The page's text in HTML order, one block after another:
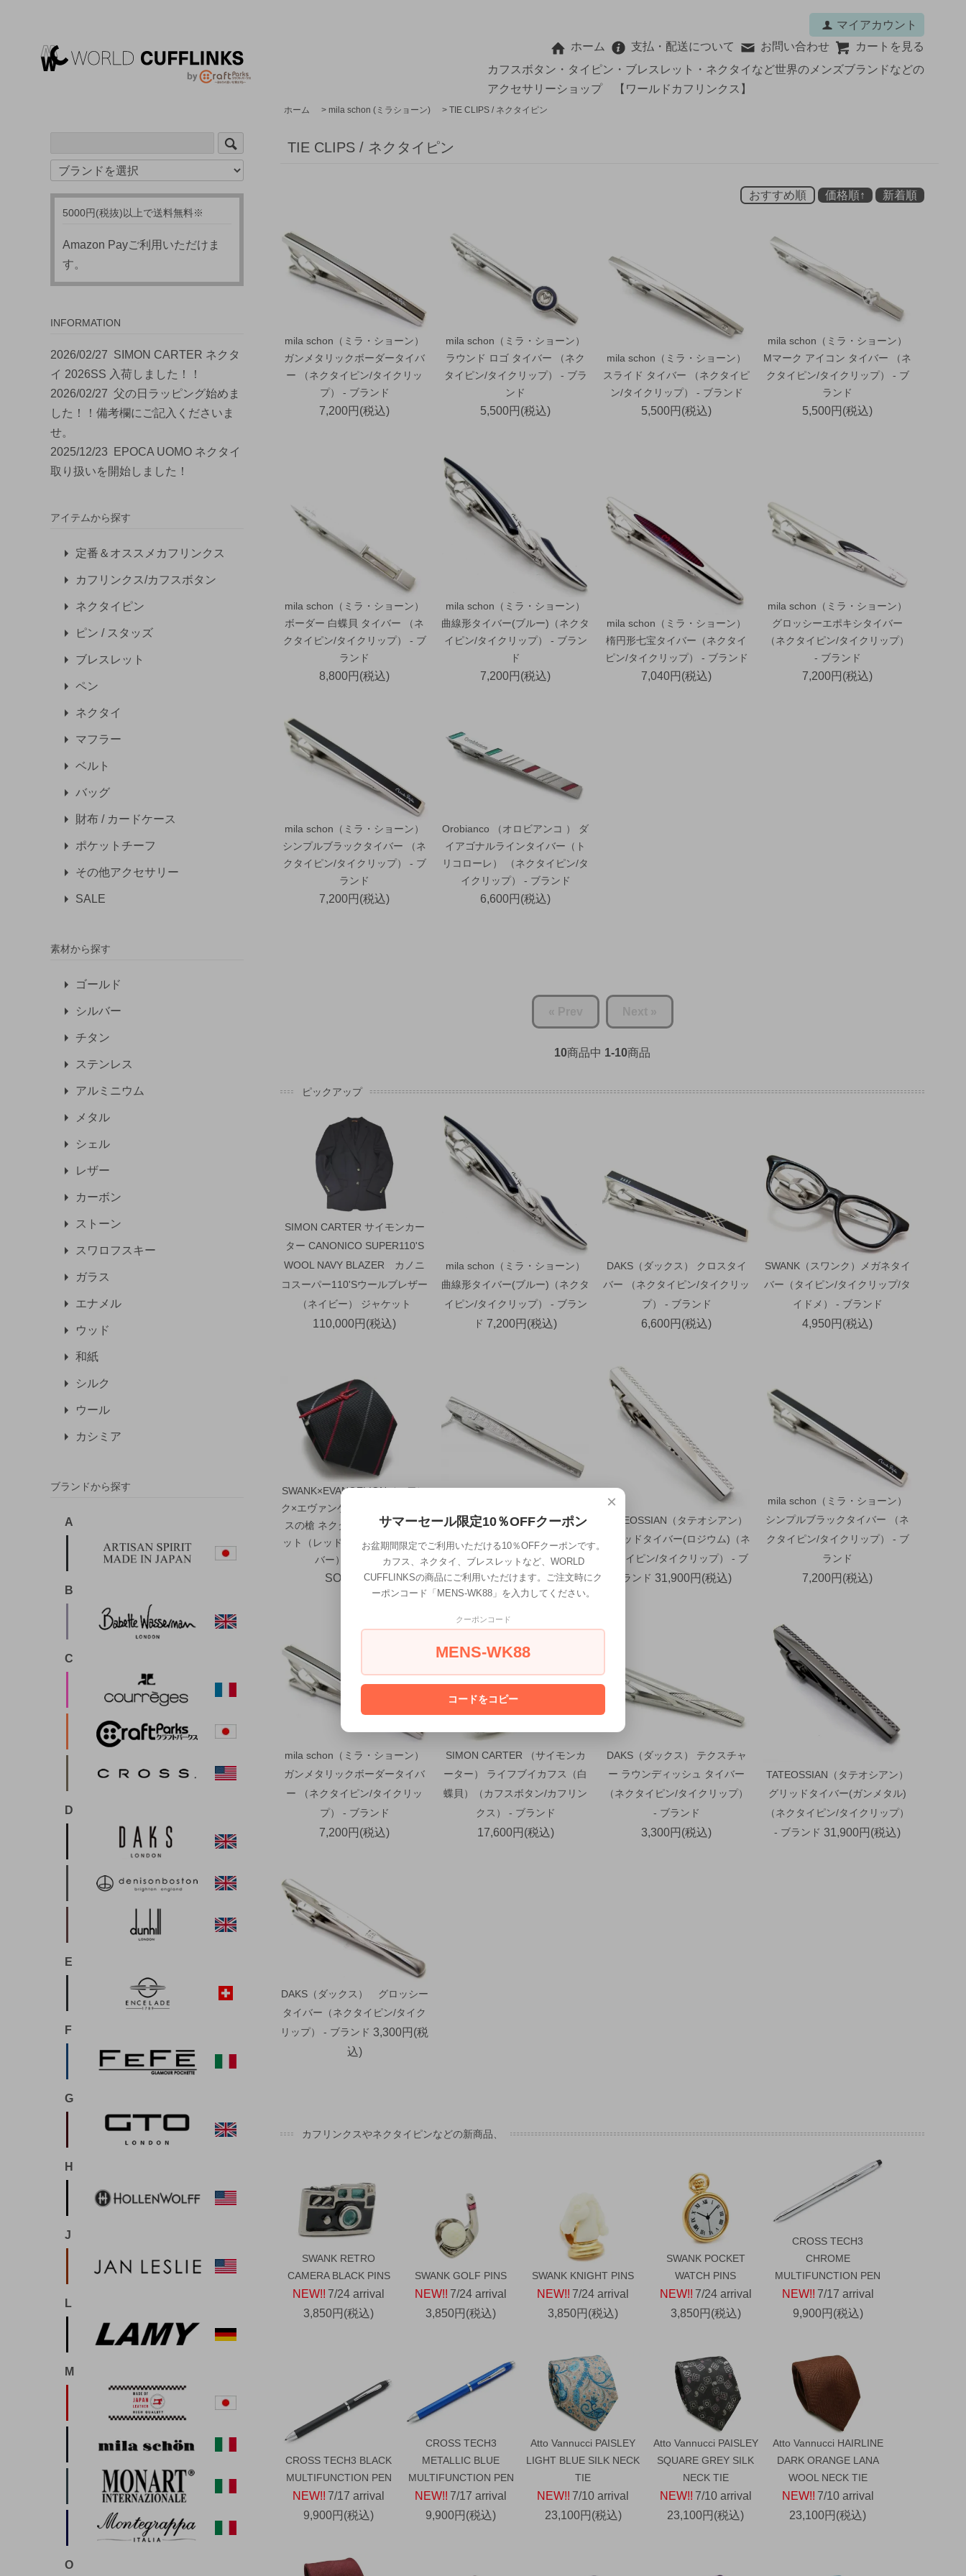
マイアカウント
ホーム
支払・配送について お問い合わせ
カートを見る
カフスボタン・タイピン・ブレスレット・ネクタイなど世界のメンズブランドなどの
アクセサリーショップ 【ワールドカフリンクス】
ホーム > mila schon (ミラショーン) >TIE CLIPS / ネクタイピン
TIE CLIPS / ネクタイピン
おすすめ順 価格順↑ 新着順
mila schon（ミラ・ショーン）
ガンメタリックボーダータイバ
ー （ネクタイピン/タイクリッ
プ） - ブランド
7,200円(税込)
mila schon（ミラ・ショーン）
ラウンド ロゴ タイバー （ネク
タイピン/タイクリップ） - ブラ
ンド
5,500円(税込)
mila schon（ミラ・ショーン）
スライド タイバー （ネクタイピ
ン/タイクリップ） - ブランド
5,500円(税込)
mila schon（ミラ・ショーン）
Mマーク アイコン タイバー （ネ
クタイピン/タイクリップ） - ブ
ランド
5,500円(税込)
mila schon（ミラ・ショーン）
ボーダー 白蝶貝 タイバー （ネ
クタイピン/タイクリップ） - ブ
ランド
8,800円(税込)
mila schon（ミラ・ショーン）
曲線形タイバー(ブルー)（ネクタ
イピン/タイクリップ） - ブラン
ド
7,200円(税込)
mila schon（ミラ・ショーン）
楕円形七宝タイバー（ネクタイ
ピン/タイクリップ） - ブランド
7,040円(税込)
mila schon（ミラ・ショーン）
グロッシーエポキシタイバー
（ネクタイピン/タイクリップ）
- ブランド
7,200円(税込)
mila schon（ミラ・ショーン）
シンプルブラックタイバー （ネ
クタイピン/タイクリップ） - ブ
ランド
7,200円(税込)
Orobianco （オロビアンコ ） ダ
イアゴナルラインタイバー（ト
リコローレ） （ネクタイピン/タ
イクリップ） - ブランド
6,600円(税込)
10商品中 1-10商品
ピックアップ
SIMON CARTER サイモンカー
ター CANONICO SUPER110'S
WOOL NAVY BLAZER カノニ
コスーパー110'Sウールブレザー
（ネイビー） ジャケット
110,000円(税込)
mila schon（ミラ・ショーン）
曲線形タイバー(ブルー)（ネクタ
イピン/タイクリップ） - ブラン
ド 7,200円(税込)
DAKS（ダックス） クロスタイ
バー （ネクタイピン/タイクリッ
プ） - ブランド
6,600円(税込)
SWANK（スワンク）メガネタイ
バー（タイピン/タイクリップ/タ
イドメ） - ブランド
4,950円(税込)
SWANK×EVANGELION（スワン
ク×エヴァンゲリオン）ロンギヌ
スの槍 ネクタイ ＆ タイバーセ
ット（レッド）（ネクタイ/タイ
バー） - ブランド
SOLD OUT
ハウス チェック タイバー （ネ
クタイピン/タイクリップ） - ブ
ランド
5,500円(税込)
TATEOSSIAN（タテオシアン）
グリッドタイバー(ロジウム)（ネ
クタイピン/タイクリップ） - ブ
ランド 31,900円(税込)
mila schon（ミラ・ショーン）
シンプルブラックタイバー （ネ
クタイピン/タイクリップ） - ブ
ランド
7,200円(税込)
mila schon（ミラ・ショーン）
ガンメタリックボーダータイバ
ー （ネクタイピン/タイクリッ
プ） - ブランド
7,200円(税込)
SIMON CARTER （サイモンカ
ーター） ライフブイカフス（白
蝶貝）（カフスボタン/カフリン
クス） - ブランド
17,600円(税込)
DAKS（ダックス） テクスチャ
ー ラウンディッシュ タイバー
（ネクタイピン/タイクリップ）
- ブランド
3,300円(税込)
TATEOSSIAN（タテオシアン）
グリッドタイバー(ガンメタル)
（ネクタイピン/タイクリップ）
- ブランド 31,900円(税込)
DAKS（ダックス） グロッシー
タイバー（ネクタイピン/タイク
リップ） - ブランド 3,300円(税
込)
カフリンクスやネクタイピンなどの新商品、
SWANK RETRO
CAMERA BLACK PINS
NEW!! 7/24 arrival
3,850円(税込)
SWANK GOLF PINS
NEW!! 7/24 arrival
3,850円(税込)
SWANK KNIGHT PINS
NEW!! 7/24 arrival
3,850円(税込)
SWANK POCKET
WATCH PINS
NEW!! 7/24 arrival
3,850円(税込)
CROSS TECH3
CHROME
MULTIFUNCTION PEN
NEW!! 7/17 arrival
9,900円(税込)
CROSS TECH3 BLACK
MULTIFUNCTION PEN
NEW!! 7/17 arrival
9,900円(税込)
CROSS TECH3
METALLIC BLUE
MULTIFUNCTION PEN
NEW!! 7/17 arrival
9,900円(税込)
Atto Vannucci PAISLEY
LIGHT BLUE SILK NECK
TIE
NEW!! 7/10 arrival
23,100円(税込)
Atto Vannucci PAISLEY
SQUARE GREY SILK
NECK TIE
NEW!! 7/10 arrival
23,100円(税込)
Atto Vannucci HAIRLINE
DARK ORANGE LANA
WOOL NECK TIE
NEW!! 7/10 arrival
23,100円(税込)
5000円(税抜)以上で送料無料※
Amazon Payご利用いただけま
す。
INFORMATION
2026/02/27 SIMON CARTER ネクタ
イ 2026SS 入荷しました！！
2026/02/27父の日ラッピング始めま
した！！備考欄にご記入くださいま
せ。
2025/12/23
EPOCA UOMO ネクタイ
取り扱いを開始しました！
アイテムから探す
定番＆オススメカフリンクス
カフリンクス/カフスボタン
ネクタイピン
ピン / スタッズ
ブレスレット
ペン
ネクタイ
マフラー
ベルト
バッグ
財布 / カードケース
ポケットチーフ
その他アクセサリー
SALE
素材から探す
ゴールド
シルバー
チタン
ステンレス
アルミニウム
メタル
シェル
レザー
カーボン
ストーン
スワロフスキー
ガラス
エナメル
ウッド
和紙
シルク
ウール
カシミア
ブランドから探す
A
B
C
D
E
F
G
H
J
L
M
O
×
サマーセール限定10％OFFクーポン
お盆期間限定でご利用いただける10％OFFクーポンです。
カフス、ネクタイ、ブレスレットなど、WORLD
CUFFLINKSの商品にご利用いただけます。ご注文時にク
ーポンコード「MENS-WK88」を入力してください。
クーポンコード
MENS-WK88
コードをコピー